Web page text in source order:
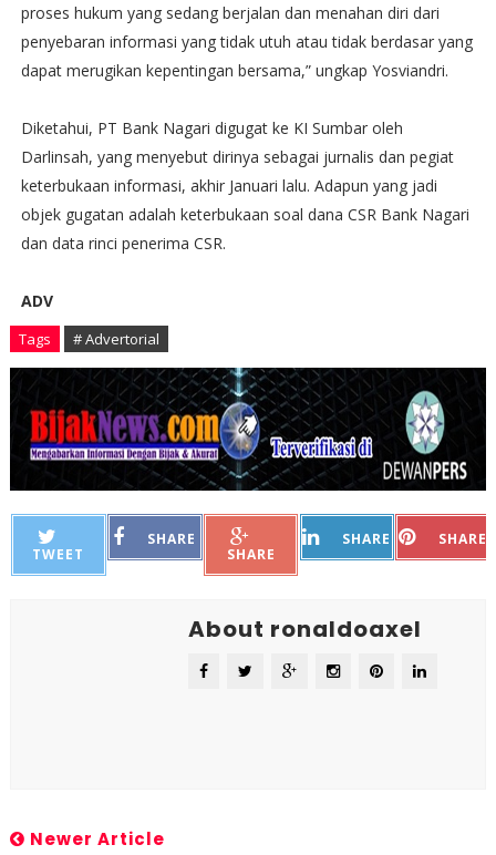
proses hukum yang sedang berjalan dan menahan diri dari
penyebaran informasi yang tidak utuh atau tidak berdasar yang
dapat merugikan kepentingan bersama,” ungkap Yosviandri.
Diketahui, PT Bank Nagari digugat ke KI Sumbar oleh
Darlinsah, yang menyebut dirinya sebagai jurnalis dan pegiat
keterbukaan informasi, akhir Januari lalu. Adapun yang jadi
objek gugatan adalah keterbukaan soal dana CSR Bank Nagari
dan data rinci penerima CSR.
ADV
Tags # Advertorial
TWEET
SHARE
SHARE
SHARE SHARE
About ronaldoaxel
Newer Article